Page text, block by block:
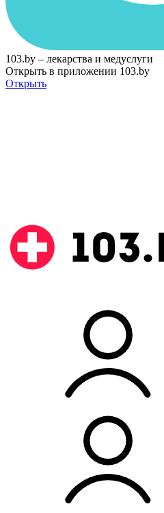
103.by – лекарства и медуслуги
Открыть в приложении 103.by
Открыть